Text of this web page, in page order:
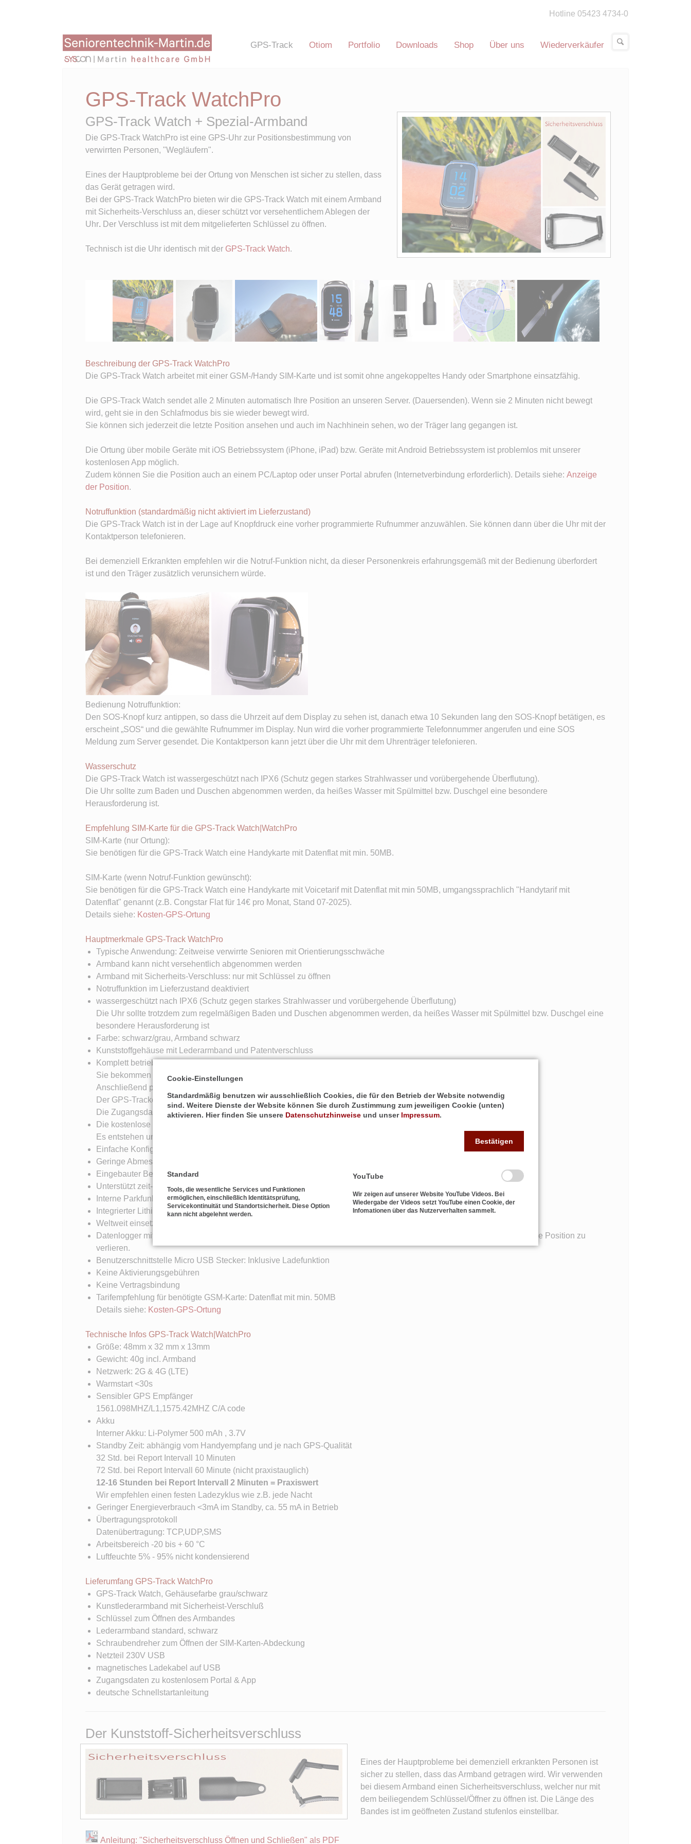
Navigation
GPS-Track Otiom Portfolio Downloads Shop Über uns Wiederverkäufer
Hotline 05423 4734-0
GPS-Track WatchPro
GPS-Track Watch + Spezial-Armband
Die GPS-Track WatchPro ist eine GPS-Uhr zur Positionsbestimmung von
verwirrten Personen, "Wegläufern".
Eines der Hauptprobleme bei der Ortung von Menschen ist sicher zu stellen, dass
das Gerät getragen wird.
Bei der GPS-Track WatchPro bieten wir die GPS-Track Watch mit einem Armband
mit Sicherheits-Verschluss an, dieser schützt vor versehentlichem Ablegen der
Uhr. Der Verschluss ist mit dem mitgelieferten Schlüssel zu öffnen.
Technisch ist die Uhr identisch mit der GPS-Track Watch.
Beschreibung der GPS-Track WatchPro
Die GPS-Track Watch arbeitet mit einer GSM-/Handy SIM-Karte und ist somit ohne angekoppeltes Handy oder Smartphone einsatzfähig.
Die GPS-Track Watch sendet alle 2 Minuten automatisch Ihre Position an unseren Server. (Dauersenden). Wenn sie 2 Minuten nicht bewegt
wird, geht sie in den Schlafmodus bis sie wieder bewegt wird.
Sie können sich jederzeit die letzte Position ansehen und auch im Nachhinein sehen, wo der Träger lang gegangen ist.
Die Ortung über mobile Geräte mit iOS Betriebssystem (iPhone, iPad) bzw. Geräte mit Android Betriebssystem ist problemlos mit unserer
kostenlosen App möglich.
Zudem können Sie die Position auch an einem PC/Laptop oder unser Portal abrufen (Internetverbindung erforderlich). Details siehe: Anzeige
der Position.
Notruffunktion (standardmäßig nicht aktiviert im Lieferzustand)
Die GPS-Track Watch ist in der Lage auf Knopfdruck eine vorher programmierte Rufnummer anzuwählen. Sie können dann über die Uhr mit der
Kontaktperson telefonieren.
Bei demenziell Erkrankten empfehlen wir die Notruf-Funktion nicht, da dieser Personenkreis erfahrungsgemäß mit der Bedienung überfordert
ist und den Träger zusätzlich verunsichern würde.
Bedienung Notruffunktion:
Den SOS-Knopf kurz antippen, so dass die Uhrzeit auf dem Display zu sehen ist, danach etwa 10 Sekunden lang den SOS-Knopf betätigen, es
erscheint „SOS“ und die gewählte Rufnummer im Display. Nun wird die vorher programmierte Telefonnummer angerufen und eine SOS
Meldung zum Server gesendet. Die Kontaktperson kann jetzt über die Uhr mit dem Uhrenträger telefonieren.
Wasserschutz
Die GPS-Track Watch ist wassergeschützt nach IPX6 (Schutz gegen starkes Strahlwasser und vorübergehende Überflutung).
Die Uhr sollte zum Baden und Duschen abgenommen werden, da heißes Wasser mit Spülmittel bzw. Duschgel eine besondere
Herausforderung ist.
Empfehlung SIM-Karte für die GPS-Track Watch|WatchPro
SIM-Karte (nur Ortung):
Sie benötigen für die GPS-Track Watch eine Handykarte mit Datenflat mit min. 50MB.
SIM-Karte (wenn Notruf-Funktion gewünscht):
Sie benötigen für die GPS-Track Watch eine Handykarte mit Voicetarif mit Datenflat mit min 50MB, umgangssprachlich "Handytarif mit
Datenflat" genannt (z.B. Congstar Flat für 14€ pro Monat, Stand 07-2025).
Details siehe: Kosten-GPS-Ortung
Hauptmerkmale GPS-Track WatchPro
Typische Anwendung: Zeitweise verwirrte Senioren mit Orientierungsschwäche
Armband kann nicht versehentlich abgenommen werden
Armband mit Sicherheits-Verschluss: nur mit Schlüssel zu öffnen
Notruffunktion im Lieferzustand deaktiviert
wassergeschützt nach IPX6 (Schutz gegen starkes Strahlwasser und vorübergehende Überflutung)
Die Uhr sollte trotzdem zum regelmäßigen Baden und Duschen abgenommen werden, da heißes Wasser mit Spülmittel bzw. Duschgel eine
besondere Herausforderung ist
Farbe: schwarz/grau, Armband schwarz
Kunststoffgehäuse mit Lederarmband und Patentverschluss
Komplett betriebsfertige Lieferung!
Sie bekommen von uns nach dem Kauf einen Fragebogen zugemailt.
Anschließend programmieren wir Ihr Gerät nach Ihren Anforderungen.
Der GPS-Tracker wird von uns komplett betriebsbereit geliefert.
Die Zugangsdaten und Schnellstartanleitung liegen dem Paket bei.
Die kostenlose Nutzung unseres Portals "ortung.weglaufstop.de" und unserer kostenlosen App ist im Kaufpreis enthalten!
Es entstehen unsererseits keine weiteren Kosten. Details siehe
Einfache Konfiguration per SMS und im Portal!
Geringe Abmessungen
Eingebauter Bewegungssensor
Unterstützt zeit-und entfernungsgesteuertes Senden
Interne Parkfunktion mit Bewegungsalarm
Integrierter Lithium-Ionen-Akku
Weltweit einsetzbar, dank neuester Quad Band Technologie
Datenlogger mit welchem ein internes Loggen der Positionen möglich ist, um GSM Sendelücken zu überbrücken und keine Position zu
verlieren.
Benutzerschnittstelle Micro USB Stecker: Inklusive Ladefunktion
Keine Aktivierungsgebühren
Keine Vertragsbindung
Tarifempfehlung für benötigte GSM-Karte: Datenflat mit min. 50MB
Details siehe: Kosten-GPS-Ortung
Technische Infos GPS-Track Watch|WatchPro
Größe: 48mm x 32 mm x 13mm
Gewicht: 40g incl. Armband
Netzwerk: 2G & 4G (LTE)
Warmstart <30s
Sensibler GPS Empfänger
1561.098MHZ/L1,1575.42MHZ C/A code
Akku
Interner Akku: Li-Polymer 500 mAh , 3.7V
Standby Zeit: abhängig vom Handyempfang und je nach GPS-Qualität
32 Std. bei Report Intervall 10 Minuten
72 Std. bei Report Intervall 60 Minute (nicht praxistauglich)
12-16 Stunden bei Report Intervall 2 Minuten = Praxiswert
Wir empfehlen einen festen Ladezyklus wie z.B. jede Nacht
Geringer Energieverbrauch <3mA im Standby, ca. 55 mA in Betrieb
Übertragungsprotokoll
Datenübertragung: TCP,UDP,SMS
Arbeitsbereich -20 bis + 60 °C
Luftfeuchte 5% - 95% nicht kondensierend
Lieferumfang GPS-Track WatchPro
GPS-Track Watch, Gehäusefarbe grau/schwarz
Kunstlederarmband mit Sicherheist-Verschluß
Schlüssel zum Öffnen des Armbandes
Lederarmband standard, schwarz
Schraubendreher zum Öffnen der SIM-Karten-Abdeckung
Netzteil 230V USB
magnetisches Ladekabel auf USB
Zugangsdaten zu kostenlosem Portal & App
deutsche Schnellstartanleitung
Der Kunststoff-Sicherheitsverschluss
Eines der Hauptprobleme bei demenziell erkrankten Personen ist
sicher zu stellen, dass das Armband getragen wird. Wir verwenden
bei diesem Armband einen Sicherheitsverschluss, welcher nur mit
dem beiliegendem Schlüssel/Öffner zu öffnen ist. Die Länge des
Bandes ist im geöffneten Zustand stufenlos einstellbar.
Anleitung: "Sicherheitsverschluss Öffnen und Schließen" als PDF
Cookie-Einstellungen
Standardmäßig benutzen wir ausschließlich Cookies, die für den Betrieb der Website notwendig
sind. Weitere Dienste der Website können Sie durch Zustimmung zum jeweiligen Cookie (unten)
aktivieren. Hier finden Sie unsere Datenschutzhinweise und unser Impressum.
Bestätigen
Standard
Tools, die wesentliche Services und Funktionen
ermöglichen, einschließlich Identitätsprüfung,
Servicekontinuität und Standortsicherheit. Diese Option
kann nicht abgelehnt werden.
YouTube
Wir zeigen auf unserer Website YouTube Videos. Bei
Wiedergabe der Videos setzt YouTube einen Cookie, der
Infomationen über das Nutzerverhalten sammelt.